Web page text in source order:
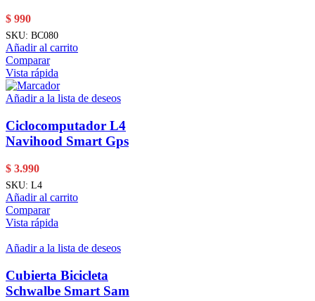
$ 990
SKU: BC080
Añadir al carrito
Comparar
Vista rápida
Añadir a la lista de deseos
Ciclocomputador L4
Navihood Smart Gps
$ 3.990
SKU: L4
Añadir al carrito
Comparar
Vista rápida
Añadir a la lista de deseos
Cubierta Bicicleta
Schwalbe Smart Sam